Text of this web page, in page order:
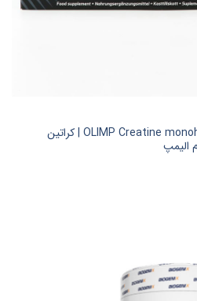
OLIMP Creatine monohydrate – 1250 mg – 120 caps | کراتین